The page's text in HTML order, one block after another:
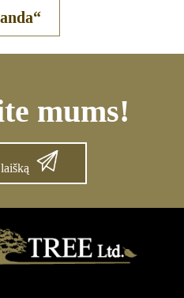
mums!